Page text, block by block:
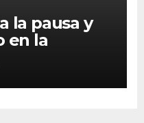
la pausa y
en la